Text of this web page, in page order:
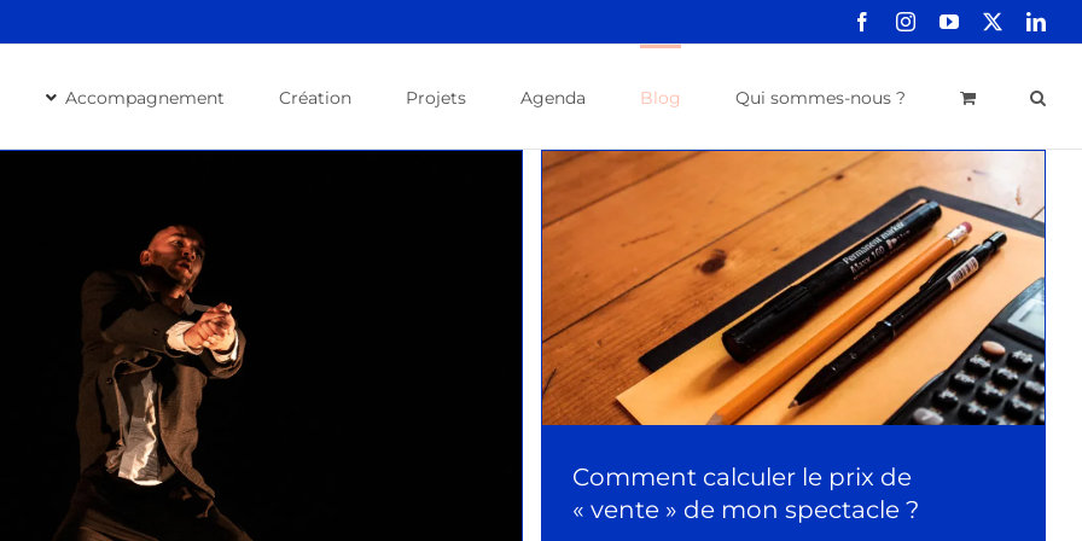
FacebookInstagramYouTube
Accompagnement Création Projets Agenda Blog Qui sommes-nous ?
Comment calculer le prix de « vente » de
mon spectacle ?
Formations
Comment calculer le prix de
« vente » de mon spectacle ?